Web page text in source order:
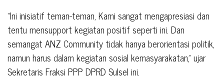
“Ini inisiatif teman-teman, Kami sangat mengapresiasi dan
tentu mensupport kegiatan positif seperti ini. Dan
semangat ANZ Community tidak hanya berorientasi politik,
namun harus dalam kegiatan sosial kemasyarakatan,” ujar
Sekretaris Fraksi PPP DPRD Sulsel ini.